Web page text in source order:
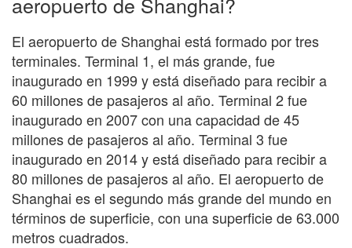
El aeropuerto de Shanghai está formado por tres
terminales. Terminal 1, el más grande, fue
inaugurado en 1999 y está diseñado para recibir a
60 millones de pasajeros al año. Terminal 2 fue
inaugurado en 2007 con una capacidad de 45
millones de pasajeros al año. Terminal 3 fue
inaugurado en 2014 y está diseñado para recibir a
80 millones de pasajeros al año. El aeropuerto de
Shanghai es el segundo más grande del mundo en
términos de superficie, con una superficie de 63.000
metros cuadrados.